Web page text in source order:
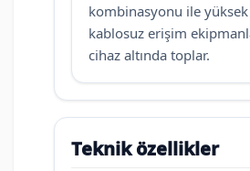
kombinasyonu ile yüksek
kablosuz erişim
cihaz altında toplar.
Teknik özellikler